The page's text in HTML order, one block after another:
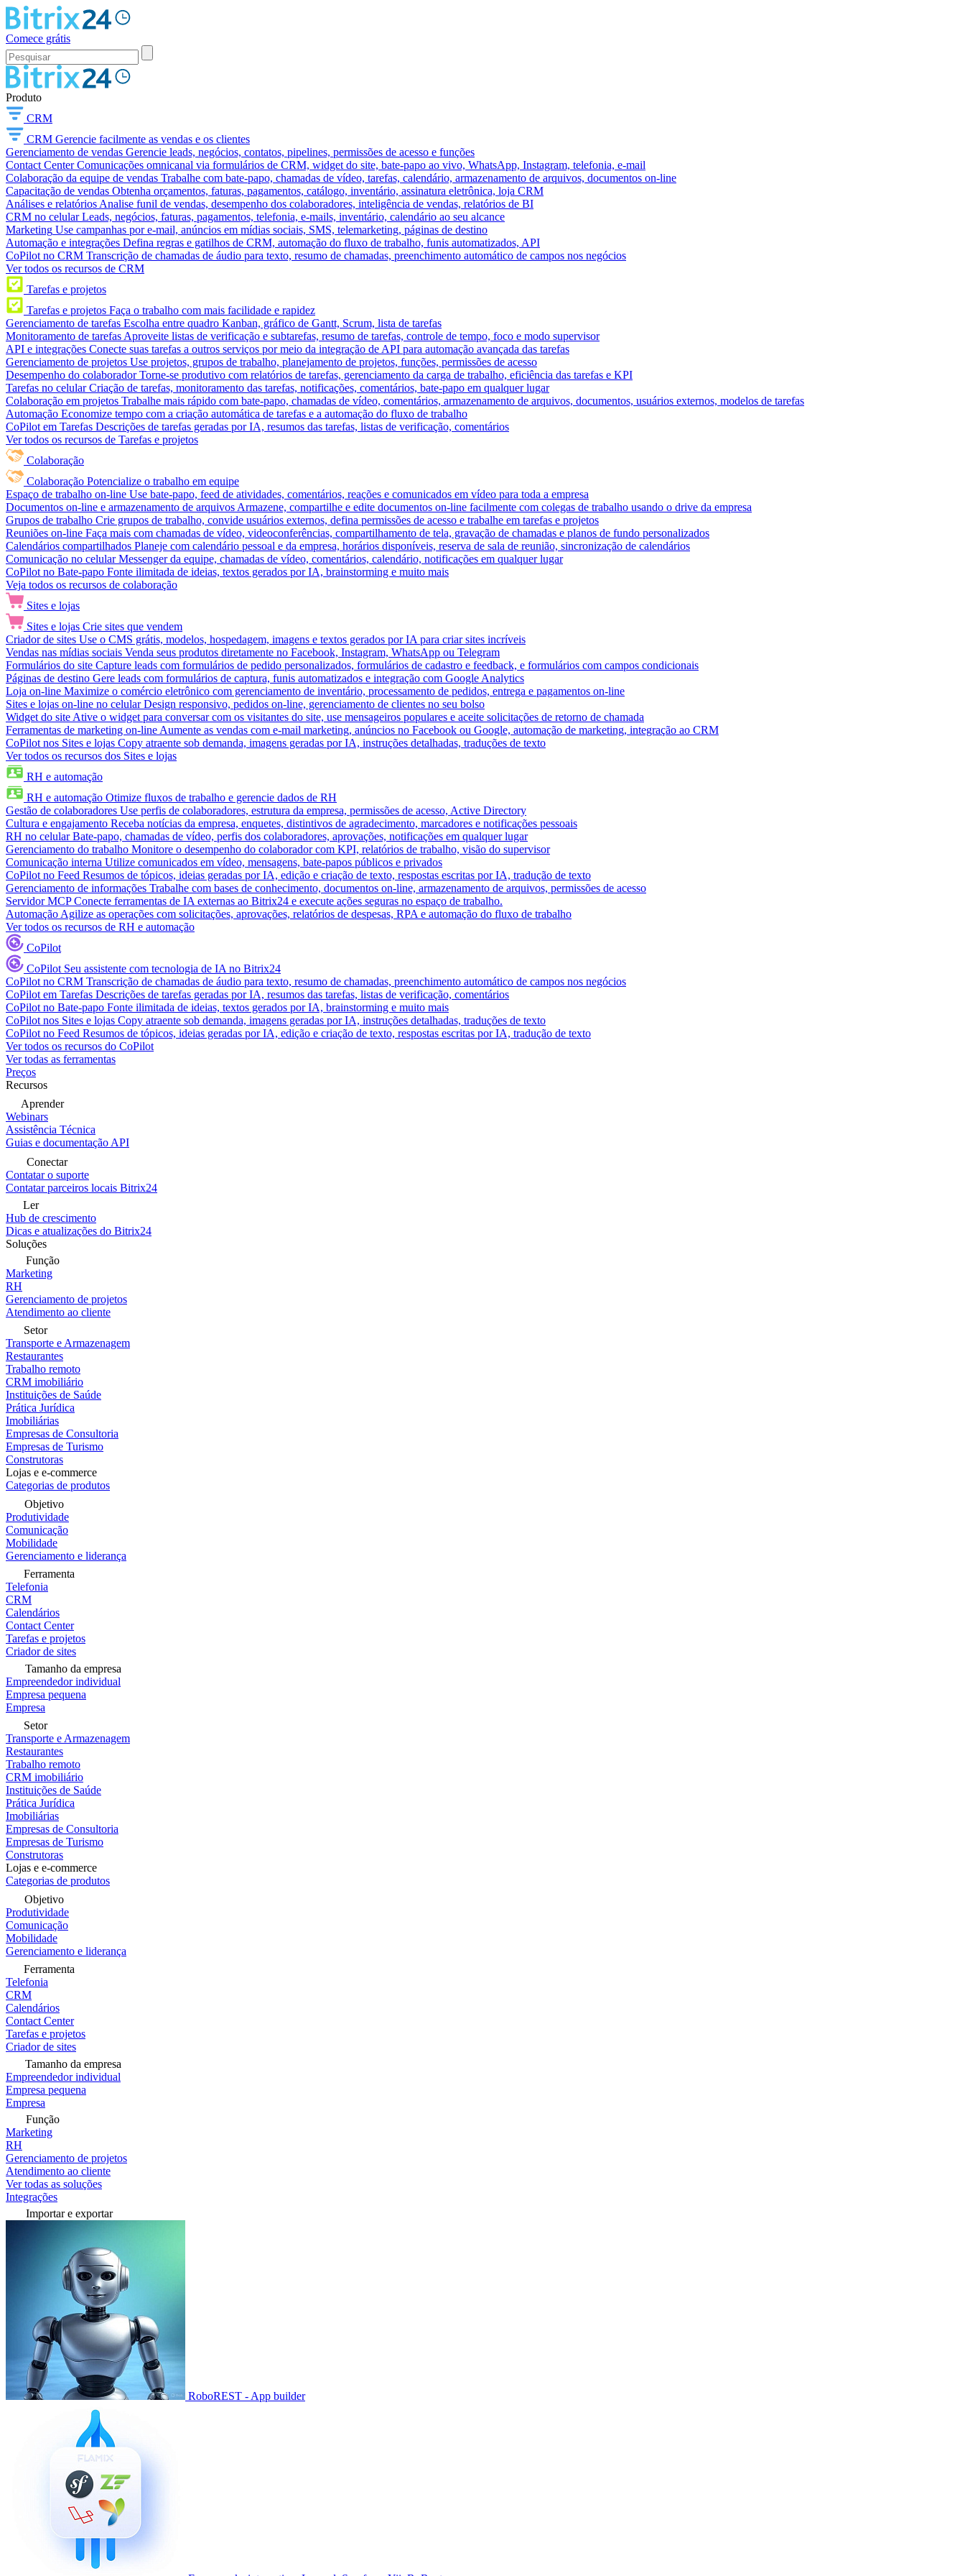
Comece grátis
Produto
CRM
CRM Gerencie facilmente as vendas e os clientes
Gerenciamento de vendas Gerencie leads, negócios, contatos, pipelines, permissões de acesso e funções
Contact Center Comunicações omnicanal via formulários de CRM, widget do site, bate-papo ao vivo, WhatsApp, Instagram, telefonia, e-mail
Colaboração da equipe de vendas Trabalhe com bate-papo, chamadas de vídeo, tarefas, calendário, armazenamento de arquivos, documentos on-line
Capacitação de vendas Obtenha orçamentos, faturas, pagamentos, catálogo, inventário, assinatura eletrônica, loja CRM
Análises e relatórios Analise funil de vendas, desempenho dos colaboradores, inteligência de vendas, relatórios de BI
CRM no celular Leads, negócios, faturas, pagamentos, telefonia, e-mails, inventário, calendário ao seu alcance
Marketing Use campanhas por e-mail, anúncios em mídias sociais, SMS, telemarketing, páginas de destino
Automação e integrações Defina regras e gatilhos de CRM, automação do fluxo de trabalho, funis automatizados, API
CoPilot no CRM Transcrição de chamadas de áudio para texto, resumo de chamadas, preenchimento automático de campos nos negócios
Ver todos os recursos de CRM
Tarefas e projetos
Tarefas e projetos Faça o trabalho com mais facilidade e rapidez
Gerenciamento de tarefas Escolha entre quadro Kanban, gráfico de Gantt, Scrum, lista de tarefas
Monitoramento de tarefas Aproveite listas de verificação e subtarefas, resumo de tarefas, controle de tempo, foco e modo supervisor
API e integrações Conecte suas tarefas a outros serviços por meio da integração de API para automação avançada das tarefas
Gerenciamento de projetos Use projetos, grupos de trabalho, planejamento de projetos, funções, permissões de acesso
Desempenho do colaborador Torne-se produtivo com relatórios de tarefas, gerenciamento da carga de trabalho, eficiência das tarefas e KPI
Tarefas no celular Criação de tarefas, monitoramento das tarefas, notificações, comentários, bate-papo em qualquer lugar
Colaboração em projetos Trabalhe mais rápido com bate-papo, chamadas de vídeo, comentários, armazenamento de arquivos, documentos, usuários externos, modelos de tarefas
Automação Economize tempo com a criação automática de tarefas e a automação do fluxo de trabalho
CoPilot em Tarefas Descrições de tarefas geradas por IA, resumos das tarefas, listas de verificação, comentários
Ver todos os recursos de Tarefas e projetos
Colaboração
Colaboração Potencialize o trabalho em equipe
Espaço de trabalho on-line Use bate-papo, feed de atividades, comentários, reações e comunicados em vídeo para toda a empresa
Documentos on-line e armazenamento de arquivos Armazene, compartilhe e edite documentos on-line facilmente com colegas de trabalho usando o drive da empresa
Grupos de trabalho Crie grupos de trabalho, convide usuários externos, defina permissões de acesso e trabalhe em tarefas e projetos
Reuniões on-line Faça mais com chamadas de vídeo, videoconferências, compartilhamento de tela, gravação de chamadas e planos de fundo personalizados
Calendários compartilhados Planeje com calendário pessoal e da empresa, horários disponíveis, reserva de sala de reunião, sincronização de calendários
Comunicação no celular Messenger da equipe, chamadas de vídeo, comentários, calendário, notificações em qualquer lugar
CoPilot no Bate-papo Fonte ilimitada de ideias, textos gerados por IA, brainstorming e muito mais
Veja todos os recursos de colaboração
Sites e lojas
Sites e lojas Crie sites que vendem
Criador de sites Use o CMS grátis, modelos, hospedagem, imagens e textos gerados por IA para criar sites incríveis
Vendas nas mídias sociais Venda seus produtos diretamente no Facebook, Instagram, WhatsApp ou Telegram
Formulários do site Capture leads com formulários de pedido personalizados, formulários de cadastro e feedback, e formulários com campos condicionais
Páginas de destino Gere leads com formulários de captura, funis automatizados e integração com Google Analytics
Loja on-line Maximize o comércio eletrônico com gerenciamento de inventário, processamento de pedidos, entrega e pagamentos on-line
Sites e lojas on-line no celular Design responsivo, pedidos on-line, gerenciamento de clientes no seu bolso
Widget do site Ative o widget para conversar com os visitantes do site, use mensageiros populares e aceite solicitações de retorno de chamada
Ferramentas de marketing on-line Aumente as vendas com e-mail marketing, anúncios no Facebook ou Google, automação de marketing, integração ao CRM
CoPilot nos Sites e lojas Copy atraente sob demanda, imagens geradas por IA, instruções detalhadas, traduções de texto
Ver todos os recursos dos Sites e lojas
RH e automação
RH e automação Otimize fluxos de trabalho e gerencie dados de RH
Gestão de colaboradores Use perfis de colaboradores, estrutura da empresa, permissões de acesso, Active Directory
Cultura e engajamento Receba notícias da empresa, enquetes, distintivos de agradecimento, marcadores e notificações pessoais
RH no celular Bate-papo, chamadas de vídeo, perfis dos colaboradores, aprovações, notificações em qualquer lugar
Gerenciamento do trabalho Monitore o desempenho do colaborador com KPI, relatórios de trabalho, visão do supervisor
Comunicação interna Utilize comunicados em vídeo, mensagens, bate-papos públicos e privados
CoPilot no Feed Resumos de tópicos, ideias geradas por IA, edição e criação de texto, respostas escritas por IA, tradução de texto
Gerenciamento de informações Trabalhe com bases de conhecimento, documentos on-line, armazenamento de arquivos, permissões de acesso
Servidor MCP Conecte ferramentas de IA externas ao Bitrix24 e execute ações seguras no espaço de trabalho.
Automação Agilize as operações com solicitações, aprovações, relatórios de despesas, RPA e automação do fluxo de trabalho
Ver todos os recursos de RH e automação
CoPilot
CoPilot Seu assistente com tecnologia de IA no Bitrix24
CoPilot no CRM Transcrição de chamadas de áudio para texto, resumo de chamadas, preenchimento automático de campos nos negócios
CoPilot em Tarefas Descrições de tarefas geradas por IA, resumos das tarefas, listas de verificação, comentários
CoPilot no Bate-papo Fonte ilimitada de ideias, textos gerados por IA, brainstorming e muito mais
CoPilot nos Sites e lojas Copy atraente sob demanda, imagens geradas por IA, instruções detalhadas, traduções de texto
CoPilot no Feed Resumos de tópicos, ideias geradas por IA, edição e criação de texto, respostas escritas por IA, tradução de texto
Ver todos os recursos do CoPilot
Ver todas as ferramentas
Preços
Recursos
Aprender
Webinars
Assistência Técnica
Guias e documentação API
Conectar
Contatar o suporte
Contatar parceiros locais Bitrix24
Ler
Hub de crescimento
Dicas e atualizações do Bitrix24
Soluções
Função
Marketing
RH
Gerenciamento de projetos
Atendimento ao cliente
Setor
Transporte e Armazenagem
Restaurantes
Trabalho remoto
CRM imobiliário
Instituições de Saúde
Prática Jurídica
Imobiliárias
Empresas de Consultoria
Empresas de Turismo
Construtoras
Lojas e e-commerce
Categorias de produtos
Objetivo
Produtividade
Comunicação
Mobilidade
Gerenciamento e liderança
Ferramenta
Telefonia
CRM
Calendários
Contact Center
Tarefas e projetos
Criador de sites
Tamanho da empresa
Empreendedor individual
Empresa pequena
Empresa
Setor
Transporte e Armazenagem
Restaurantes
Trabalho remoto
CRM imobiliário
Instituições de Saúde
Prática Jurídica
Imobiliárias
Empresas de Consultoria
Empresas de Turismo
Construtoras
Lojas e e-commerce
Categorias de produtos
Objetivo
Produtividade
Comunicação
Mobilidade
Gerenciamento e liderança
Ferramenta
Telefonia
CRM
Calendários
Contact Center
Tarefas e projetos
Criador de sites
Tamanho da empresa
Empreendedor individual
Empresa pequena
Empresa
Função
Marketing
RH
Gerenciamento de projetos
Atendimento ao cliente
Ver todas as soluções
Integrações
Importar e exportar
RoboREST - App builder